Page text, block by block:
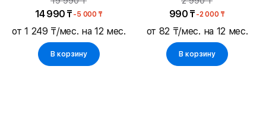
14 990 ₸ -5 000 ₸
от 1 249 ₸/мес. на 12 мес.
В корзину
990 ₸ -2 000 ₸
от 82 ₸/мес. на 12 мес.
В корзину